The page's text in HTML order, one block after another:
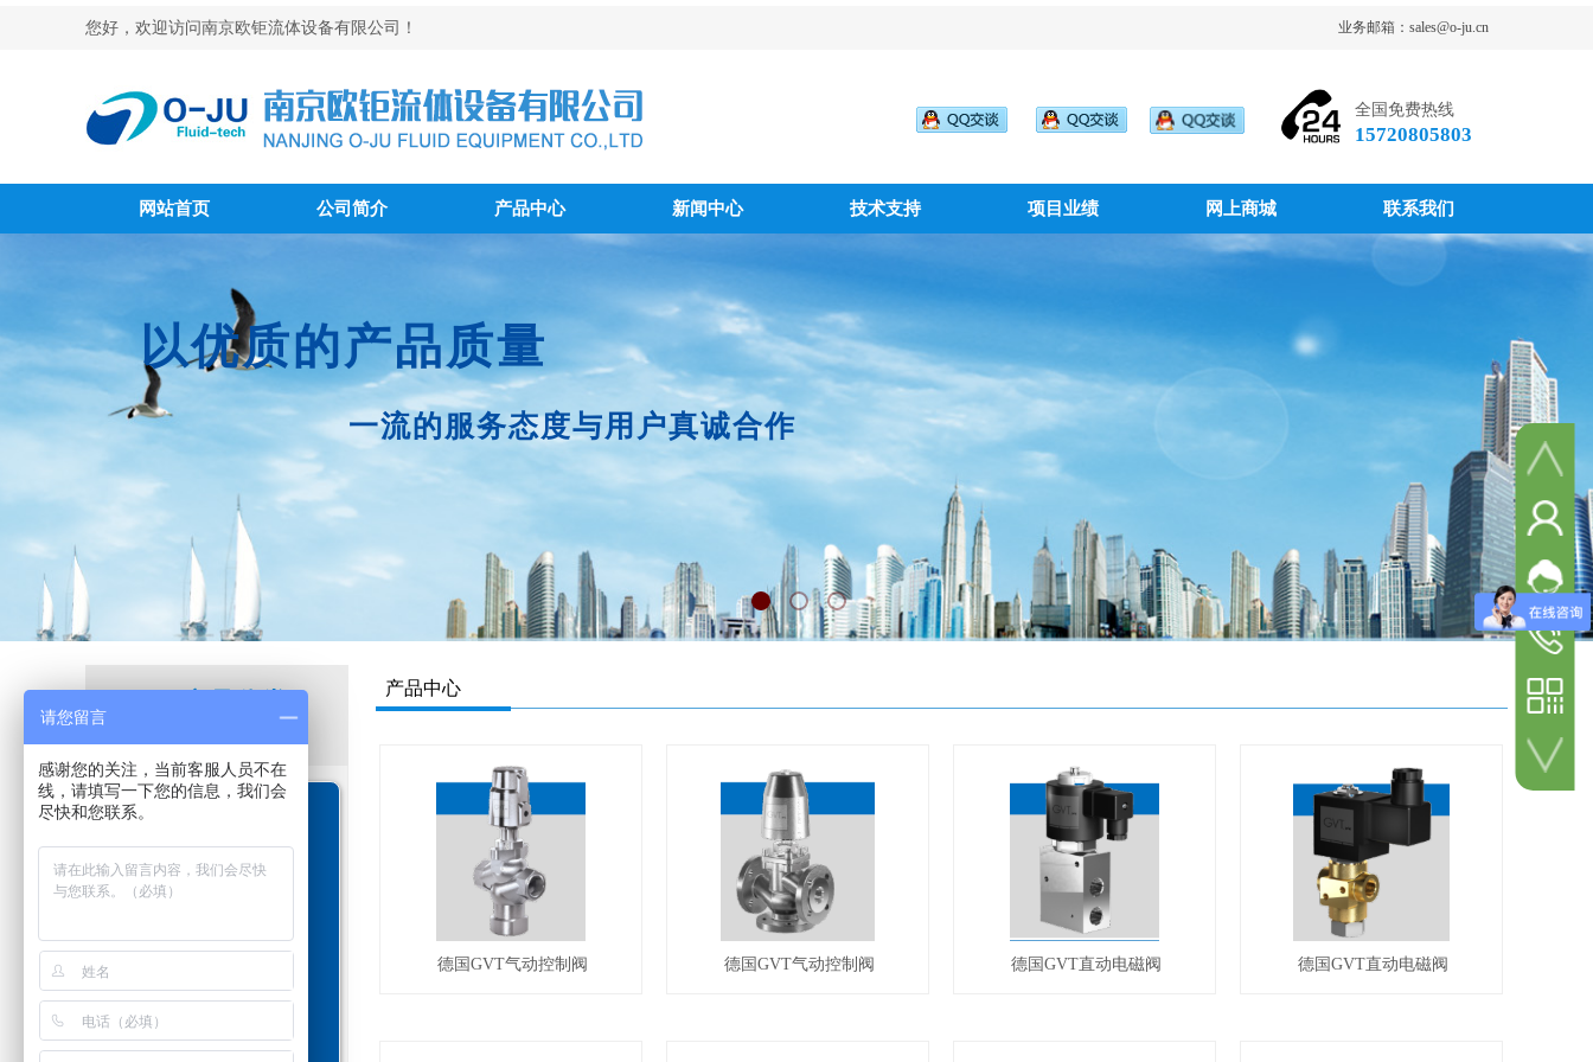
您好，欢迎访问南京欧钜流体设备有限公司！ 业务邮箱：sales@o-ju.cn
网站首页 公司简介 产品中心 新闻中心 技术支持 项目业绩 网上商城 联系我们
全国免费热线
15720805803
以优质的产品质量
一流的服务态度与用户真诚合作
产品中心
德国GVT气动控制阀 德国GVT气动控制阀 德国GVT直动电磁阀 德国GVT直动电磁阀
德国GVT电磁阀
德国RSG同轴阀
欧钜
欧钜
欧钜
固话总机
手机热线
请您留言
感谢您的关注，当前客服人员不在
线，请填写一下您的信息，我们会
尽快和您联系。